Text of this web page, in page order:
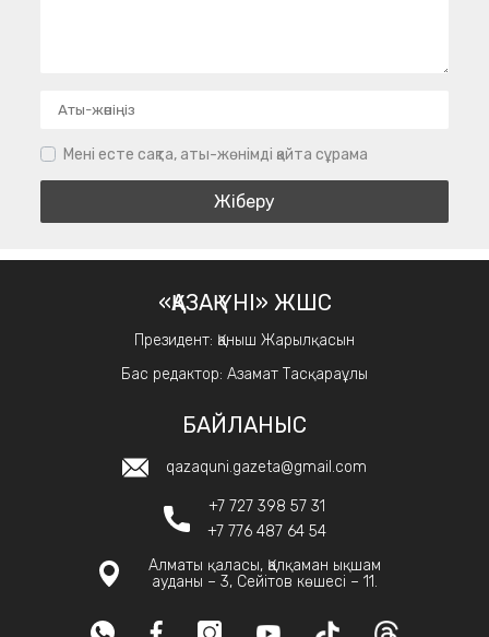
Мені есте сақта, аты-жөнімді қайта сұрама
«ҚАЗАҚ ҮНІ» ЖШС
Президент: Қаныш Жарылқасын
Бас редактор: Азамат Тасқараұлы
БАЙЛАНЫС
qazaquni.gazeta@gmail.com
+7 727 398 57 31
+7 776 487 64 54
Алматы қаласы, Қалқаман ықшам
ауданы – 3, Сейітов көшесі – 11.